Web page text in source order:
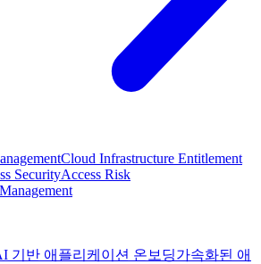
Cloud Infrastructure Entitlement
SecurityAccess Risk
기반 애플리케이션 온보딩가속화된 애